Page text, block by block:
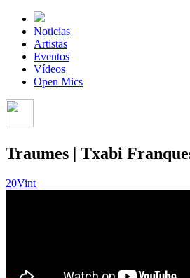
Noticias
Artistas
Eventos
Vídeos
Open Mics
Traumes | Txabi
20Vint